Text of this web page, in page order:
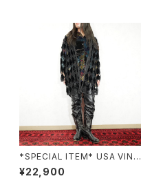
*SPECIAL ITEM* USA VINT
AGE Interlude CALFORNIA
DIAMOND DESIGN BEADS
¥22,900